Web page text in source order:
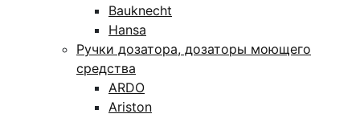
Bauknecht
Hansa
Ручки дозатора, дозаторы моющего
средства
ARDO
Ariston